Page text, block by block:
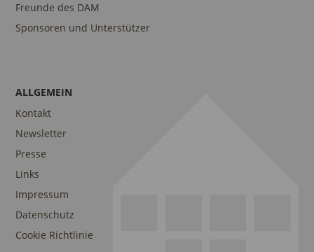
Freunde des DAM
Sponsoren und Unterstützer
ALLGEMEIN
Kontakt
Newsletter
Presse
Links
Impressum
Datenschutz
Cookie Richtlinie